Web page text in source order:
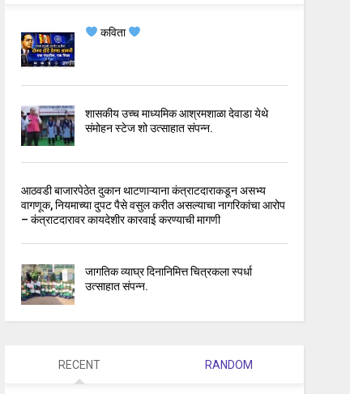
कविता
शासकीय उच्च माध्यमिक आश्रमशाळा देवाडा येथे
संमोहन स्टेज शो उत्साहात संपन्न.
आठवडी बाजारपेठेत दुकान थाटणाऱ्याना कंत्राटदाराकडून असभ्य
वागणूक, नियमाच्या दुपट पैसे वसुल करीत असल्याचा नागरिकांचा आरोप
– कंत्राटदारावर कायदेशीर कारवाई करण्याची मागणी
जागतिक व्याघ्र दिनानिमित्त चित्रकला स्पर्धा
उत्साहात संपन्न.
RECENT RANDOM